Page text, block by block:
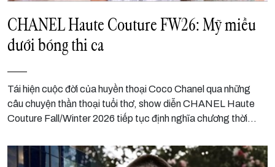
CHANEL Haute Couture FW26: Mỹ miều
dưới bóng thi ca
Tái hiện cuộc đời của huyền thoại Coco Chanel qua những
câu chuyện thần thoại tuổi thơ, show diễn CHANEL Haute
Couture Fall/Winter 2026 tiếp tục định nghĩa chương thời
thời gợi mở nhiều xu hướng làm đẹp mới cho giới mộ điệu.